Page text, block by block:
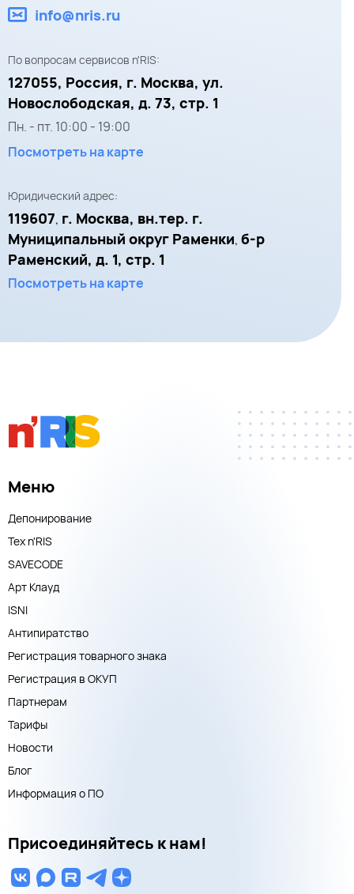
info@nris.ru
По вопросам сервисов n'RIS:
127055, Россия, г. Москва, ул.
Новослободская, д. 73, стр. 1
Пн. - пт. 10:00 - 19:00
Посмотреть на карте
Юридический адрес:
119607, г. Москва, вн.тер. г.
Муниципальный округ Раменки, б-р
Раменский, д. 1, стр. 1
Посмотреть на карте
Меню
Депонирование
Тех n'RIS
SAVECODE
Арт Клауд
ISNI
Антипиратство
Регистрация товарного знака
Регистрация в ОКУП
Партнерам
Тарифы
Новости
Блог
Информация о ПО
Присоединяйтесь к нам!